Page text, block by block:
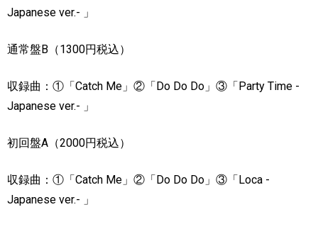
Japanese ver.- 」
通常盤B （1300円税込）
収録曲：①「Catch Me 」②「Do Do Do 」③「Party Time -
Japanese ver.- 」
初回盤A （2000円税込）
収録曲：①「Catch Me 」②「Do Do Do 」③「Loca -
Japanese ver.- 」